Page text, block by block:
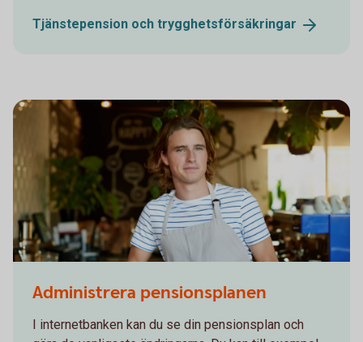
Tjänstepension och trygghetsförsäkringar
Administrera pensionsplanen
I internetbanken kan du se din pensionsplan och